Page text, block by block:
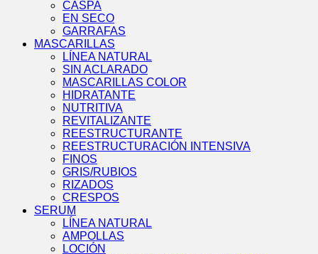
CASPA
EN SECO
GARRAFAS
MASCARILLAS
LÍNEA NATURAL
SIN ACLARADO
MASCARILLAS COLOR
HIDRATANTE
NUTRITIVA
REVITALIZANTE
REESTRUCTURANTE
REESTRUCTURACIÓN INTENSIVA
FINOS
GRIS/RUBIOS
RIZADOS
CRESPOS
SERUM
LÍNEA NATURAL
AMPOLLAS
LOCIÓN